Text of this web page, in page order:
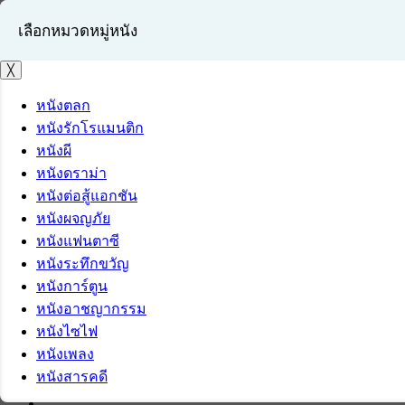
เข้าสู่ระบบ
สมัครสมาชิก
เลือกหมวดหมู่หนัง
╳
หนังตลก
หนังรักโรแมนติก
หนังผี
หนังดราม่า
หนังต่อสู้แอกชัน
หนังผจญภัย
หนังแฟนตาซี
หนังระทึกขวัญ
หนังการ์ตูน
หนังอาชญากรรม
หนังไซไฟ
หนังเพลง
หนังสารคดี